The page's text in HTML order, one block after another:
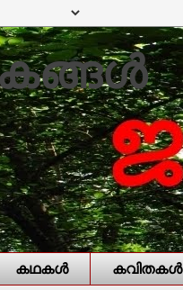
കഥകള്‍ കവിതകള്‍